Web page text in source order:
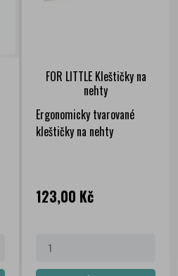
FOR LITTLE Kleštičky na
nehty
Ergonomicky tvarované
kleštičky na nehty
Cena
123,00 Kč